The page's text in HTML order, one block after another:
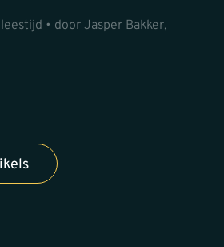
• door Jasper Bakker,